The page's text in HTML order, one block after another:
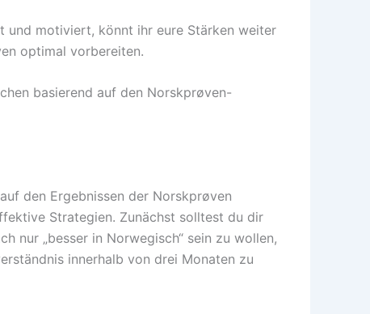
und motiviert, könnt ihr eure Stärken weiter
optimal vorbereiten.
basierend auf den Norskprøven-
den Ergebnissen der Norskprøven
Strategien. Zunächst solltest du dir
nur „besser in Norwegisch“ sein zu wollen,
innerhalb von drei Monaten zu